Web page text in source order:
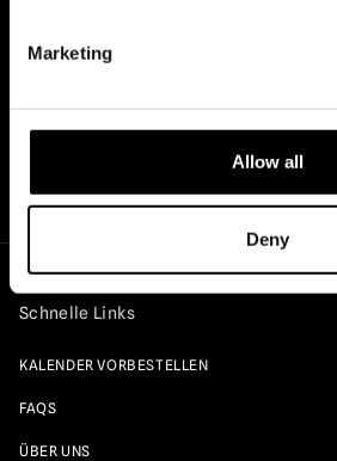
Marketing
Allow all
Deny
Schnelle Links
KALENDER VORBESTELLEN
FAQS
ÜBER UNS